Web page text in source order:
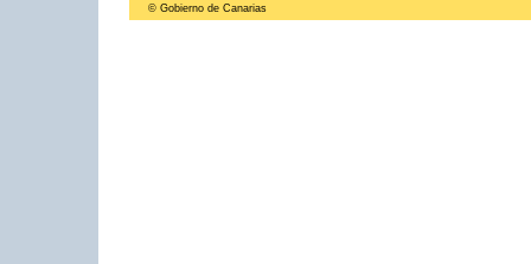
© Gobierno de Canarias